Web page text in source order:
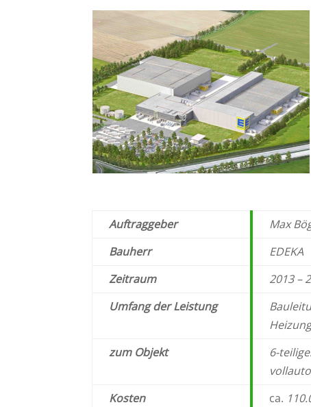
Auftraggeber Max
Bauherr
EDEKA
Zeitraum
2013 –
Umfang der Leistung
zum Objekt
6-
Kosten
ca.